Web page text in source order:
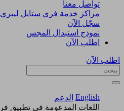
تواصل معنا
مراكز خدمة فري ستايل ليبري
سجّل الآن​
نموذج استبدال المجس
اطلب الآن
اطلب الآن
English الدعم
اللغات المدعومة في تطبيق